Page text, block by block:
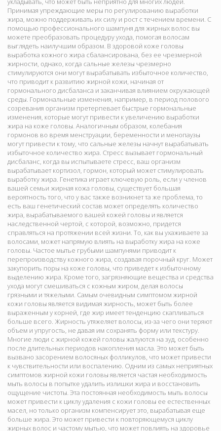
Принимая упреждающие меры по регулированию выработки
жира, можно поддерживать их силу и рост с течением времени. С
помощью профессионального шампуня для жирных волос вы
можете преобразовать процедуру ухода, помогая волосам
выглядеть наилучшим образом. В здоровой коже головы
выработка кожного жира сбалансирована, без ее чрезмерной
жирности, однако, когда сальные железы чрезмерно
стимулируются они могут вырабатывать избыточное количество,
что приводит к развитию жирной кожи, начиная от
гормонального дисбаланса и заканчивая влиянием окружающей
среды. Гормональные изменения, например, в период полового
созревания организм претерпевает быстрые гормональные
изменения, которые могут привести к увеличению выработки
жира на коже головы. Аналогичным образом, колебания
гормонов во время менструации, беременности и менопаузы
могут привести к тому, что сальные железы начнут вырабатывать
избыточное количество жира. Стресс вызывает гормональный
дисбаланс, когда вы испытываете стресс, ваш организм
вырабатывает кортизол, гормон, который может стимулировать
выработку жира. Генетика играет ключевую роль, если у членов
вашей семьи жирная кожа головы, существует большая
вероятность того, что у вас также возникнет та же проблема, то
есть ваш генетический состав может определять количество
жира, вырабатываемого вашей кожей головы и является
наследственной чертой, с которой, возможно, придется
справляться на протяжении всей жизни. То, как вы ухаживаете за
волосами, может напрямую влиять на выработку жира на коже
головы. Частое мытье грубыми шампунями приводит к
перепроизводству кожного жира, создавая порочный круг. Может
закупорить поры на коже головы, что приведет к избыточному
выделению жира. Кроме того, загрязняющие вещества и средства
ухода могут смешиваться с кожным жиром, делая волосы
грязными и тяжелыми. Самым очевидным симптомом жирной
кожи головы является видимая жирность, может быть более
выраженным у корней, где жир имеет тенденцию скапливаться
больше всего. Жирность утяжеляет волосы, из-за чего они теряют
объем и упругость, не давая им сохранять форму или текстуру.
Многие люди с жирной кожей головы жалуются на зуд, особенно
после длительных периодов накопления масла. Это может быть
вызвано засорением волосяных фолликулов, что может привести
к чувствительности или воспалению. Одним из самых неприятных
симптомов жирной кожи головы является частая необходимость
мыть волосы в попытке удалить излишки жира и восстановить
ощущение чистоты. Эта постоянная необходимость мыть волосы
может привести к циклу удаления с кожи головы ее естественных
масел, но только организм компенсирует это, вырабатывая еще
больше жира. Это может привести к повторяющемуся циклу
жирных волос и частому мытью, что может повлиять на здоровье